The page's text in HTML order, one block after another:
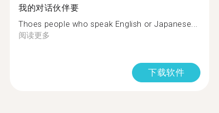
我的对话伙伴要
Thoes people who speak English or Japanese...
阅读更多
下载软件